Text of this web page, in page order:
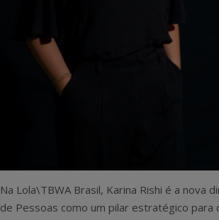
Na Lola\TBWA Brasil, Karina Rishi é a nova
de Pessoas como um pilar estratégico para